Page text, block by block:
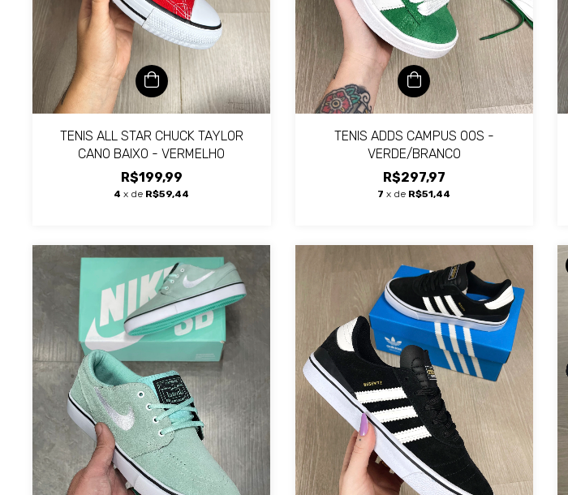
TENIS ALL STAR CHUCK TAYLOR
CANO BAIXO - VERMELHO
R$199,99
4 x de R$59,44
TENIS ADDS CAMPUS 00S -
VERDE/BRANCO
R$297,97
7 x de R$51,44